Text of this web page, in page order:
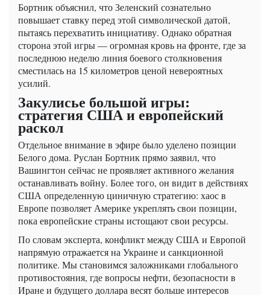
Бортник объяснил, что Зеленский сознательно
повышает ставку перед этой символической датой,
пытаясь перехватить инициативу. Однако обратная
сторона этой игры — огромная кровь на фронте, где за
последнюю неделю линия боевого столкновения
сместилась на 15 километров ценой невероятных
усилий.
Закулисье большой игры:
стратегия США и европейский
раскол
Отдельное внимание в эфире было уделено позиции
Белого дома. Руслан Бортник прямо заявил, что
Вашингтон сейчас не проявляет активного желания
останавливать войну. Более того, он видит в действиях
США определенную циничную стратегию: хаос в
Европе позволяет Америке укреплять свои позиции,
пока европейские страны истощают свои ресурсы.
По словам эксперта, конфликт между США и Европой
напрямую отражается на Украине и санкционной
политике. Мы становимся заложниками глобального
противостояния, где вопросы нефти, безопасности в
Иране и будущего доллара весят больше интересов